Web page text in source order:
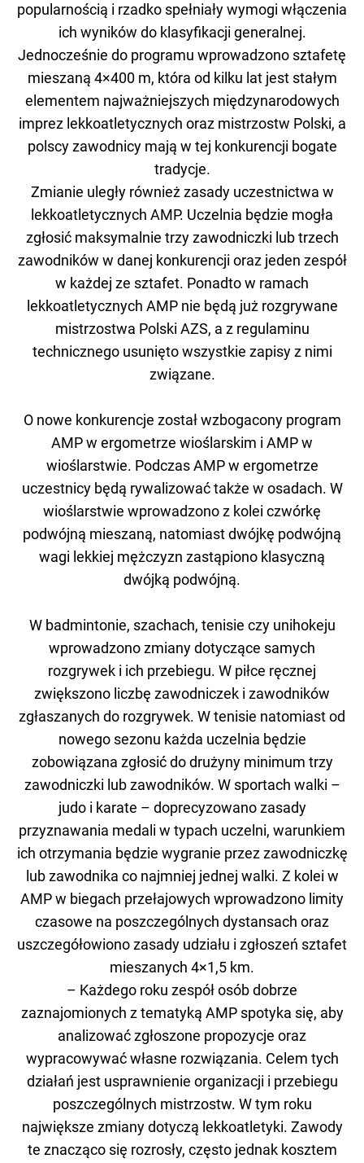
popularnością i rzadko spełniały wymogi włączenia
ich wyników do klasyfikacji generalnej.
Jednocześnie do programu wprowadzono sztafetę
mieszaną 4×400 m, która od kilku lat jest stałym
elementem najważniejszych międzynarodowych
imprez lekkoatletycznych oraz mistrzostw Polski, a
polscy zawodnicy mają w tej konkurencji bogate
tradycje.
Zmianie uległy również zasady uczestnictwa w
lekkoatletycznych AMP. Uczelnia będzie mogła
zgłosić maksymalnie trzy zawodniczki lub trzech
zawodników w danej konkurencji oraz jeden zespół
w każdej ze sztafet. Ponadto w ramach
lekkoatletycznych AMP nie będą już rozgrywane
mistrzostwa Polski AZS, a z regulaminu
technicznego usunięto wszystkie zapisy z nimi
związane.
O nowe konkurencje został wzbogacony program
AMP w ergometrze wioślarskim i AMP w
wioślarstwie. Podczas AMP w ergometrze
uczestnicy będą rywalizować także w osadach. W
wioślarstwie wprowadzono z kolei czwórkę
podwójną mieszaną, natomiast dwójkę podwójną
wagi lekkiej mężczyzn zastąpiono klasyczną
dwójką podwójną.
W badmintonie, szachach, tenisie czy unihokeju
wprowadzono zmiany dotyczące samych
rozgrywek i ich przebiegu. W piłce ręcznej
zwiększono liczbę zawodniczek i zawodników
zgłaszanych do rozgrywek. W tenisie natomiast od
nowego sezonu każda uczelnia będzie
zobowiązana zgłosić do drużyny minimum trzy
zawodniczki lub zawodników. W sportach walki –
judo i karate – doprecyzowano zasady
przyznawania medali w typach uczelni, warunkiem
ich otrzymania będzie wygranie przez zawodniczkę
lub zawodnika co najmniej jednej walki. Z kolei w
AMP w biegach przełajowych wprowadzono limity
czasowe na poszczególnych dystansach oraz
uszczegółowiono zasady udziału i zgłoszeń sztafet
mieszanych 4×1,5 km.
– Każdego roku zespół osób dobrze
zaznajomionych z tematyką AMP spotyka się, aby
analizować zgłoszone propozycje oraz
wypracowywać własne rozwiązania. Celem tych
działań jest usprawnienie organizacji i przebiegu
poszczególnych mistrzostw. W tym roku
największe zmiany dotyczą lekkoatletyki. Zawody
te znacząco się rozrosły, często jednak kosztem